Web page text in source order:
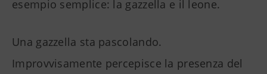
esempio semplice: la gazzella e il leone.
Una gazzella sta pascolando.
Improvvisamente percepisce la presenza del